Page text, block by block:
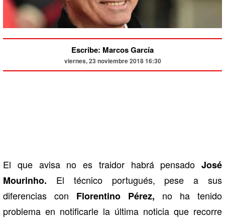
Escribe: Marcos García
viernes, 23 noviembre 2018 16:30
El que avisa no es traidor habrá pensado José
Mourinho. El técnico portugués, pese a sus
diferencias con Florentino Pérez, no ha tenido
problema en notificarle la última noticia que recorre